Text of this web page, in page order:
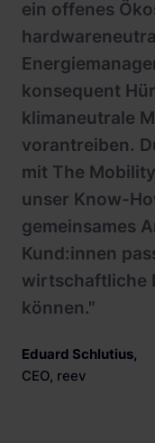
ein offenes
konsequent
klimaneutrale
vorantreiben.
mit The
unser Know-
gemeinsames
Kund:innen
wirtschaftliche
können."
Eduard Schlutius,
CEO, reev